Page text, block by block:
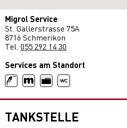
Migrol Service
St. Gallerstrasse 75A
8716 Schmerikon
Tel. 055 292 14 30
Services am Standort
TANKSTELLE